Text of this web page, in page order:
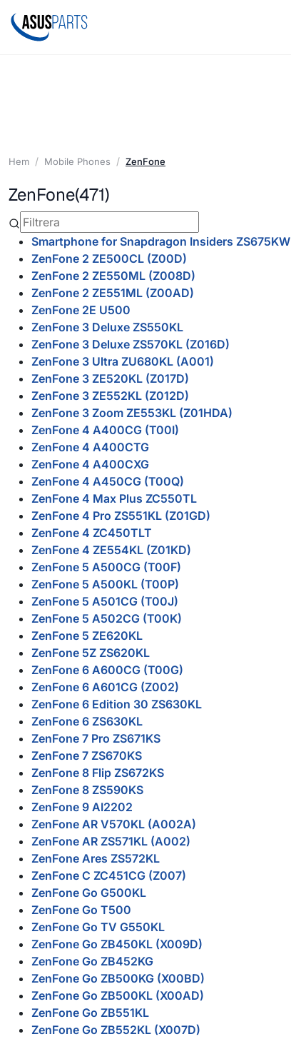
Hem Mobile Phones ZenFone
ZenFone(471)
Smartphone for Snapdragon Insiders ZS675KW
ZenFone 2 ZE500CL (Z00D)
ZenFone 2 ZE550ML (Z008D)
ZenFone 2 ZE551ML (Z00AD)
ZenFone 2E U500
ZenFone 3 Deluxe ZS550KL
ZenFone 3 Deluxe ZS570KL (Z016D)
ZenFone 3 Ultra ZU680KL (A001)
ZenFone 3 ZE520KL (Z017D)
ZenFone 3 ZE552KL (Z012D)
ZenFone 3 Zoom ZE553KL (Z01HDA)
ZenFone 4 A400CG (T00I)
ZenFone 4 A400CTG
ZenFone 4 A400CXG
ZenFone 4 A450CG (T00Q)
ZenFone 4 Max Plus ZC550TL
ZenFone 4 Pro ZS551KL (Z01GD)
ZenFone 4 ZC450TLT
ZenFone 4 ZE554KL (Z01KD)
ZenFone 5 A500CG (T00F)
ZenFone 5 A500KL (T00P)
ZenFone 5 A501CG (T00J)
ZenFone 5 A502CG (T00K)
ZenFone 5 ZE620KL
ZenFone 5Z ZS620KL
ZenFone 6 A600CG (T00G)
ZenFone 6 A601CG (Z002)
ZenFone 6 Edition 30 ZS630KL
ZenFone 6 ZS630KL
ZenFone 7 Pro ZS671KS
ZenFone 7 ZS670KS
ZenFone 8 Flip ZS672KS
ZenFone 8 ZS590KS
ZenFone 9 AI2202
ZenFone AR V570KL (A002A)
ZenFone AR ZS571KL (A002)
ZenFone Ares ZS572KL
ZenFone C ZC451CG (Z007)
ZenFone Go G500KL
ZenFone Go T500
ZenFone Go TV G550KL
ZenFone Go ZB450KL (X009D)
ZenFone Go ZB452KG
ZenFone Go ZB500KG (X00BD)
ZenFone Go ZB500KL (X00AD)
ZenFone Go ZB551KL
ZenFone Go ZB552KL (X007D)